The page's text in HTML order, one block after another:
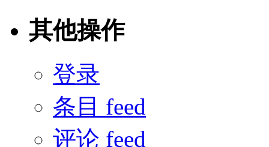
其他操作
登录
条目 feed
评论 feed